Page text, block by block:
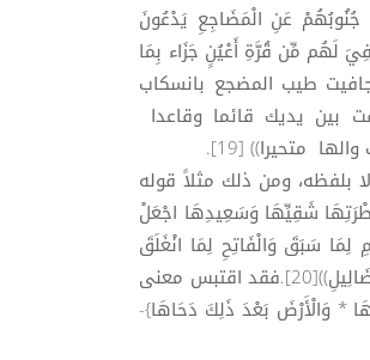
جُنُوبُهُمْ عَنِ الْمَضَاجِعِ يَدْعُونَ
لَهُم مِّن قُرَّةِ أَعْيُنٍ جَزَاء بِمَا
وتجافيت طيب المضجع بانسكاب
بين يديك قائما وقاعدا
متحيرا)) [19].
بلفظه، ومن ذلك مثلاً قوله
شَقِيِّهَا وَسَعِيدِهَا اجْعَلْ
سَبَقَ وَالْفَاتِحِ لِمَا انْغَلَقَ
وَالْمُعْلِنِ الْحَقَّ بِالْحَقِّ وَالدَّافِعِ جَيْشَاتِ الْأَبَاطِيلِ وَالدَّامِغِ صَوْلَاتِ الْأَضَالِيلِ))[20].فقد اقتبس معنى
* وَالْأَرْضَ بَعْدَ ذَلِكَ دَحَاهَا}-